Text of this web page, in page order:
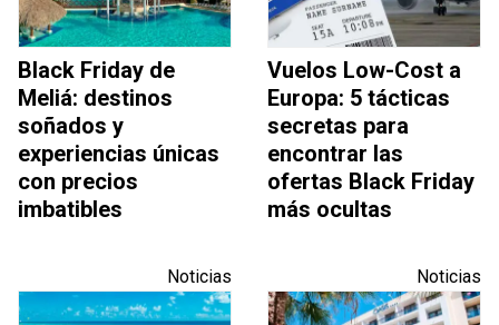
Black Friday de
Meliá: destinos
soñados y
experiencias únicas
con precios
imbatibles
Vuelos Low-Cost a
Europa: 5 tácticas
secretas para
encontrar las
ofertas Black Friday
más ocultas
Noticias Noticias